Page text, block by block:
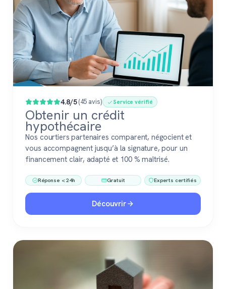
4.8/5(45 avis) Service vérifié
Obtenir un crédit
hypothécaire
Nos courtiers partenaires comparent, négocient et
vous accompagnent jusqu’à la signature, pour un
financement clair, adapté et 100 % maîtrisé.
Réponse < 24h Gratuit Experts certifiés
Découvrir